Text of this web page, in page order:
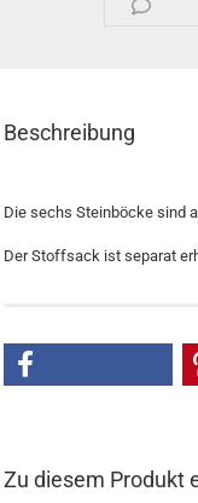
Beschreibung
Die sechs Steinböcke sind
Der Stoffsack ist separat
Zu diesem Produkt